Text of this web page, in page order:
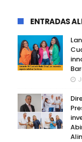
ENTRADAS